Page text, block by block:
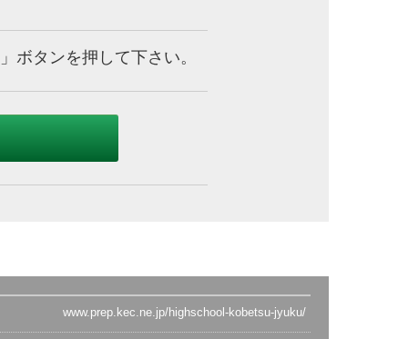
ボタンを押して下さい。